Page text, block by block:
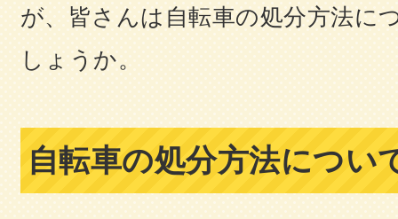
が、皆さんは自転車の処分方法に
しょうか。
自転車の処分方法につい